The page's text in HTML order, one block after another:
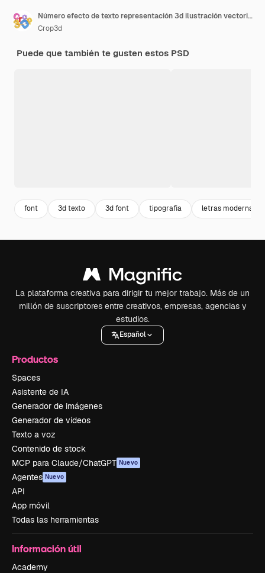
Número efecto de texto representación 3d ilustración vectorial
Crop3d
Puede que también te gusten estos PSD
font 3d texto 3d font tipografia letras modernas
La plataforma creativa para dirigir tu mejor trabajo. Más de un
millón de suscriptores entre creativos, empresas, agencias y
estudios.
Español
Productos
Spaces
Asistente de IA
Generador de imágenes
Generador de vídeos
Texto a voz
Contenido de stock
MCP para Claude/ChatGPT Nuevo
Agentes Nuevo
API
App móvil
Todas las herramientas
Información útil
Academy